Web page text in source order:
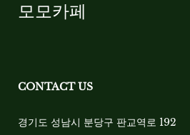
모모카페
CONTACT US
경기도 성남시 분당구 판교역로 192